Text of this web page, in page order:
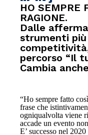
HO SEMPRE
RAGIONE.
Dalle
strumenti
percorso “Il
Cambia
“Ho sempre fatto
frase che
ogniqualvolta viene
accade un evento
E’ successo nel